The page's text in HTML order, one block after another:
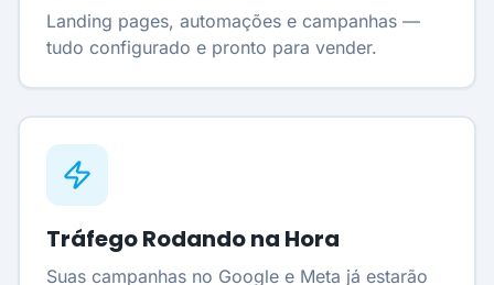
Landing pages, automações e campanhas —
tudo configurado e pronto para vender.
Tráfego Rodando na Hora
Suas campanhas no Google e Meta já estarão